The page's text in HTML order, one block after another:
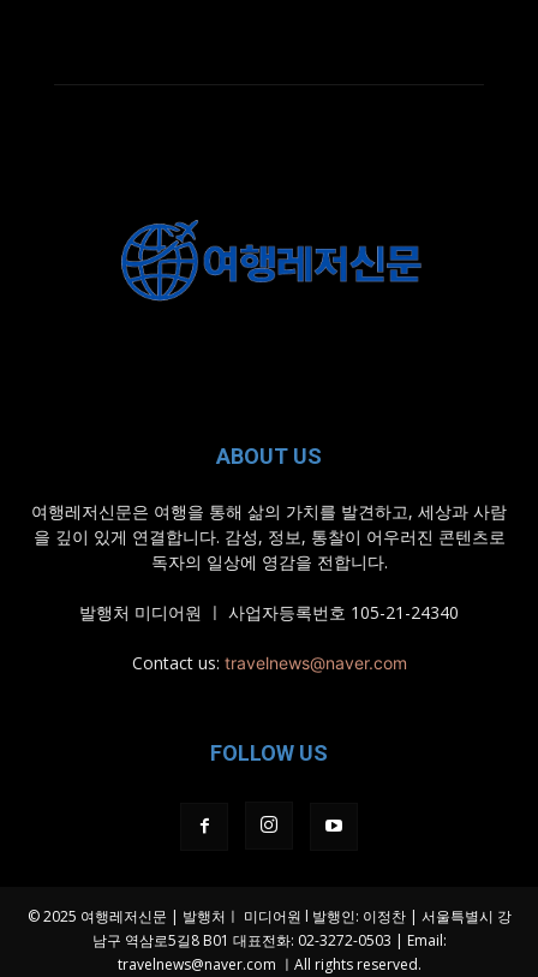
ABOUT US
여행레저신문은 여행을 통해 삶의 가치를 발견하고, 세상과 사람
을 깊이 있게 연결합니다. 감성, 정보, 통찰이 어우러진 콘텐츠로
독자의 일상에 영감을 전합니다.
발행처 미디어원 ㅣ 사업자등록번호 105-21-24340
Contact us: travelnews@naver.com
FOLLOW US
© 2025 여행레저신문 | 발행처ㅣ 미디어원 l 발행인: 이정찬 | 서울특별시 강
남구 역삼로5길8 B01 대표전화: 02-3272-0503 | Email:
travelnews@naver.com ㅣAll rights reserved.